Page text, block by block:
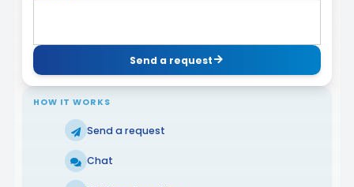
Send a request
HOW IT WORKS
Send a request
Chat